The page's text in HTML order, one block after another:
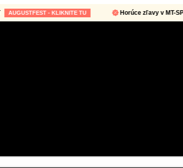
- KLIKNITE TU Horúce zľavy v MT-SPORT